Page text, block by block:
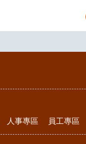
人事專區 員工專區